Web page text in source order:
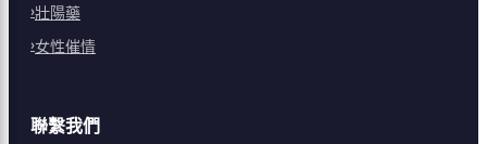
壯陽藥
女性催情
聯繫我們